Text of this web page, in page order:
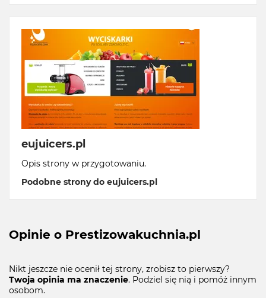
eujuicers.pl
Opis strony w przygotowaniu.
Podobne strony do eujuicers.pl
Opinie o Prestizowakuchnia.pl
Nikt jeszcze nie ocenił tej strony, zrobisz to pierwszy?
Twoja opinia ma znaczenie. Podziel się nią i pomóż innym
osobom.